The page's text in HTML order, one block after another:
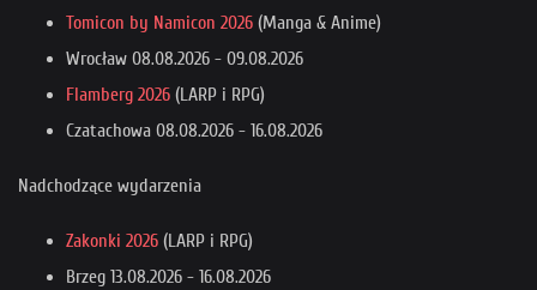
Tomicon by Namicon 2026 (Manga & Anime)
Wrocław 08.08.2026 - 09.08.2026
Flamberg 2026 (LARP i RPG)
Czatachowa 08.08.2026 - 16.08.2026
Nadchodzące wydarzenia
Zakonki 2026 (LARP i RPG)
Brzeg 13.08.2026 - 16.08.2026